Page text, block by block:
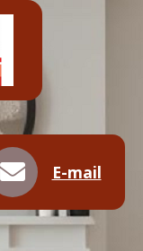
WhatsApp
E-mail